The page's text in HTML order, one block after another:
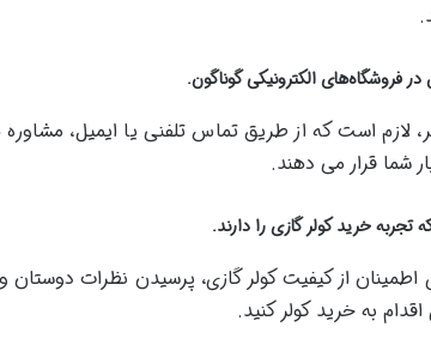
فروشگاه‌های الکترونیکی گوناگون.
لازم است که از طریق تماس تلفنی یا ایمیل،
شما قرار می دهند.
تجربه خرید کولر گازی را دارند.
اطمینان از کیفیت کولر گازی، پرسیدن نظرات
به خرید کولر کنید.